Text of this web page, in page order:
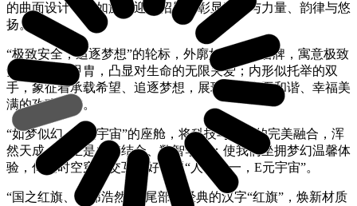
的曲面设计，犹如旌旗迎风招展，彰显速度与力量、韵律与悠
扬。
“极致安全，追逐梦想”的轮标，外廓如刚强的盾牌，寓意极致
安全、坚如甲胄，凸显对生命的无限关爱；内形似托举的双
手，象征着承载希望、追逐梦想，展现出对和平和谐、幸福美
满的孜孜以求。
“如梦似幻、E元宇宙”的座舱，将科技与艺术的完美融合，浑
然天成，真正是虚实结合、数智孪生；使我们坐拥梦幻温馨体
验，仰望时空穿梭交互；好一派“人车合一，E元宇宙”。
“国之红旗、经纬浩然”的尾部，经典的汉字“红旗”，焕新材质